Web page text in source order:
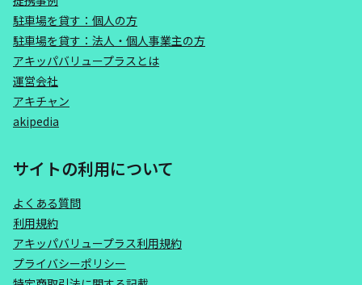
駐車場を貸す：個人の方
駐車場を貸す：法人・個人事業主の方
アキッパバリュープラスとは
運営会社
アキチャン
akipedia
サイトの利用について
よくある質問
利用規約
アキッパバリュープラス利用規約
プライバシーポリシー